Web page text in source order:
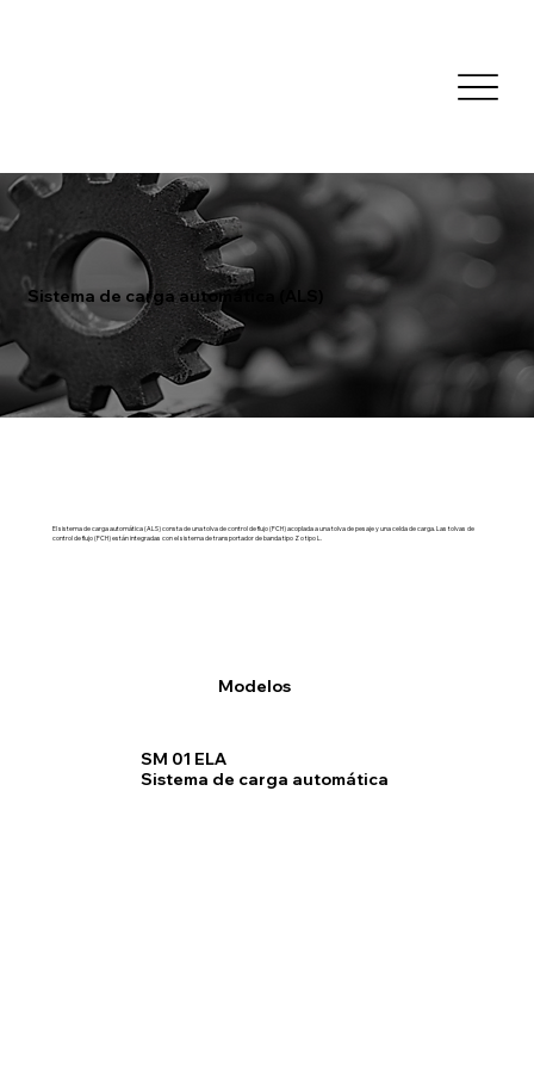
Sistema de carga automática (ALS)
El sistema de carga automática (ALS) consta de una tolva de control de flujo (FCH) acoplada a una tolva de pesaje y una celda de carga. Las tolvas de
control de flujo (FCH) están integradas con el sistema de transportador de banda tipo Z o tipo L.
SM 01 ELA
Sistema de carga automática
Modelos